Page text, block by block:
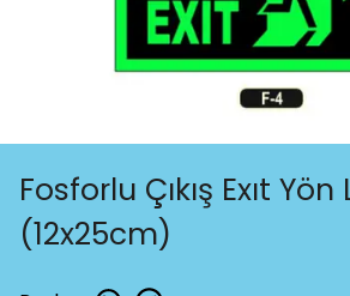
Fosforlu Çıkış Exıt Yön
(12x25cm)